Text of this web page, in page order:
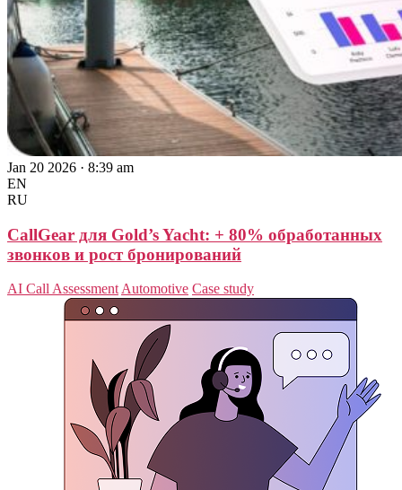
Jan 20 2026 · 8:39 am
EN
RU
CallGear для Gold’s Yacht: + 80% обработанных
звонков и рост бронирований
AI Call Assessment Automotive Case study